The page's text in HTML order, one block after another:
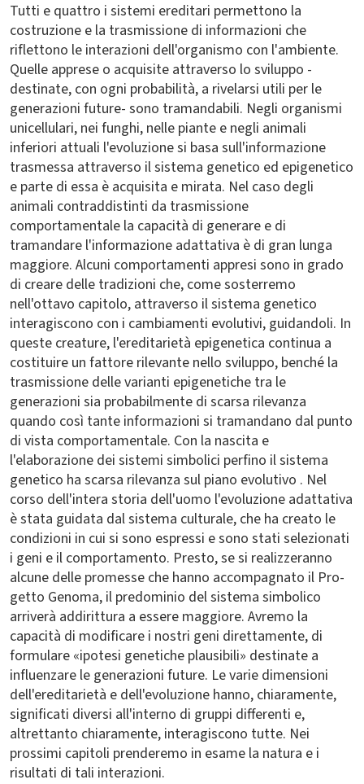
Tutti e quattro i sistemi ereditari permettono la
costruzione e la trasmissione di informazioni che
riflettono le interazioni dell'organismo con l'ambiente.
Quelle apprese o acquisite attraverso lo sviluppo -
destinate, con ogni probabilità, a rivelarsi utili per le
generazioni future- sono tramandabili. Negli organismi
unicellulari, nei funghi, nelle piante e negli animali
inferiori attuali l'evoluzione si basa sull'informazione
trasmessa attraverso il sistema genetico ed epigenetico
e parte di essa è acquisita e mirata. Nel caso degli
animali contraddistinti da trasmissione
comportamentale la capacità di generare e di
tramandare l'informazione adattativa è di gran lunga
maggiore. Alcuni comportamenti appresi sono in grado
di creare delle tradizioni che, come sosterremo
nell'ottavo capitolo, attraverso il sistema genetico
interagiscono con i cambiamenti evolutivi, guidandoli. In
queste creature, l'ereditarietà epigenetica continua a
costituire un fattore rilevante nello sviluppo, benché la
trasmissione delle varianti epigenetiche tra le
generazioni sia probabilmente di scarsa rilevanza
quando così tante informazioni si tramandano dal punto
di vista comportamentale. Con la nascita e
l'elaborazione dei sistemi simbolici perfino il sistema
genetico ha scarsa rilevanza sul piano evolutivo . Nel
corso dell'intera storia dell'uomo l'evoluzione adattativa
è stata guidata dal sistema culturale, che ha creato le
condizioni in cui si sono espressi e sono stati selezionati
i geni e il comportamento. Presto, se si realizzeranno
alcune delle promesse che hanno accompagnato il Pro­
getto Genoma, il predominio del sistema simbolico
arriverà addirittura a essere maggiore. Avremo la
capacità di modificare i nostri geni direttamente, di
formulare «ipotesi genetiche plausibili» destinate a
influenzare le generazioni future. Le varie dimensioni
dell'ereditarietà e dell'evoluzione hanno, chiaramente,
significati diversi all'interno di gruppi differenti e,
altrettanto chiaramente, interagiscono tutte. Nei
prossimi capitoli prenderemo in esame la natura e i
risultati di tali interazioni.